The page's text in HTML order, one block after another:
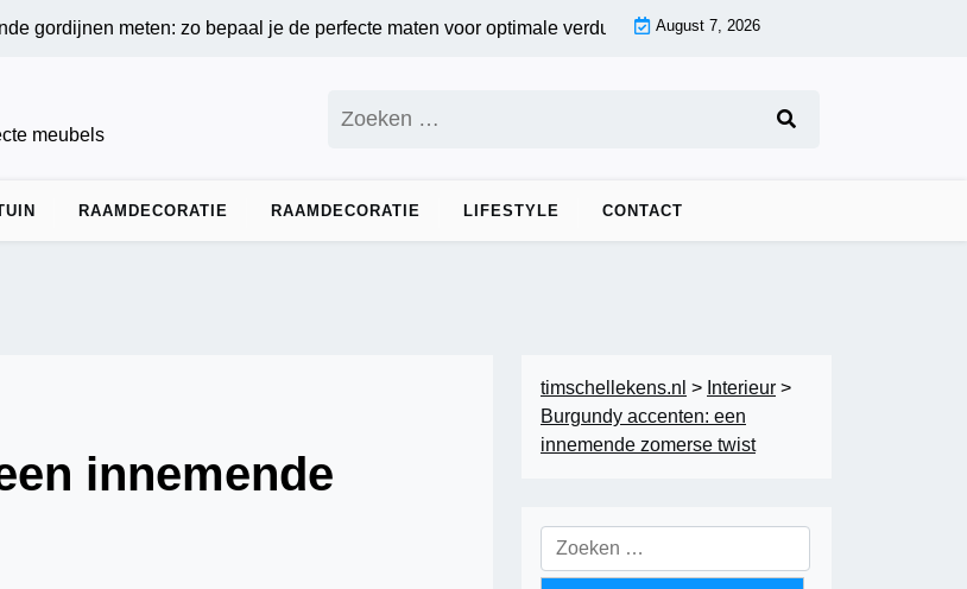
meten: zo bepaal je de perfecte maten voor optimale verduistering |Fotobehang voor de woonkamer:
August 7, 2026
meubels
naar:
RAAMDECORATIE RAAMDECORATIE LIFESTYLE CONTACT
innemende
timschellekens.nl > Interieur >
Burgundy accenten: een
innemende zomerse twist
Zoeken
naar: